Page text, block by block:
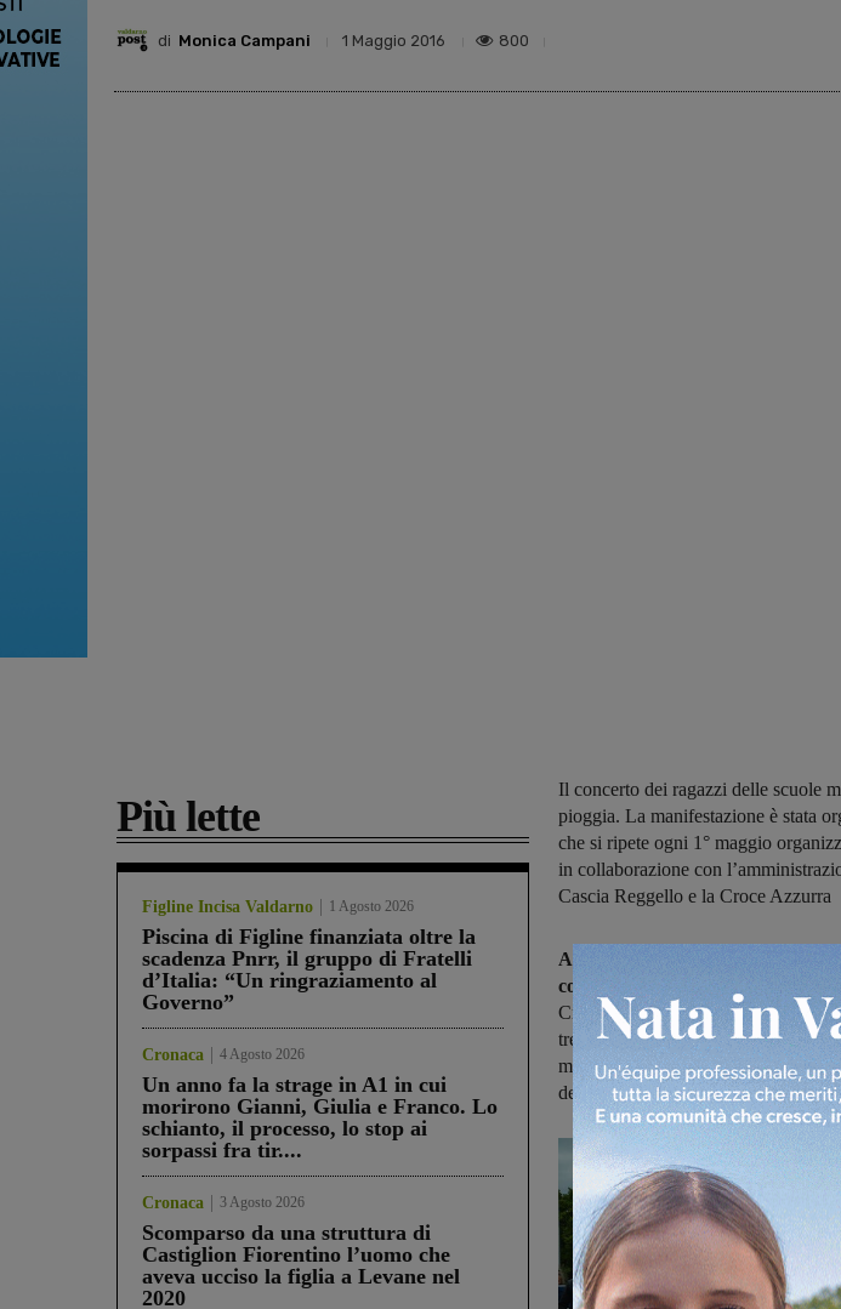
di Monica Campani 1 Maggio 2016 800
Più lette
Figline Incisa Valdarno 1 Agosto 2026
Piscina di Figline finanziata oltre la
scadenza Pnrr, il gruppo di Fratelli
d’Italia: “Un ringraziamento al
Governo”
Cronaca 4 Agosto 2026
Un anno fa la strage in A1 in cui
morirono Gianni, Giulia e Franco. Lo
schianto, il processo, lo stop ai
sorpassi fra tir....
Cronaca 3 Agosto 2026
Scomparso da una struttura di
Castiglion Fiorentino l’uomo che
aveva ucciso la figlia a Levane nel
2020
Il concerto dei ragazzi delle scuole
pioggia. La manifestazione è stata
che si ripete ogni 1° maggio
in collaborazione con
Cascia Reggello e la Croce Azzurra
Anche quest'anno il Motoclub
con l'amministrazione comunale
,
Croce Azzurra ha organizzato il
tredicesima edizione. Alla vigilia,
manifestazioneil concerto della
delle scuole medie di Reggello e